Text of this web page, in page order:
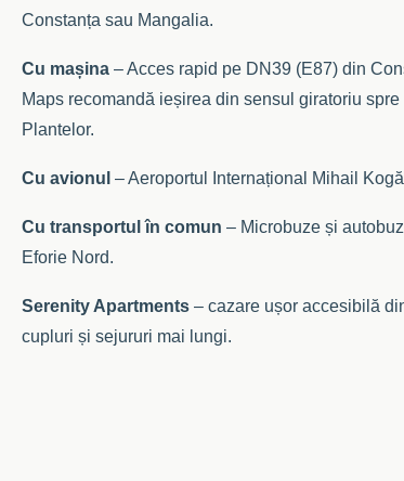
Constanța sau Mangalia.
Cu mașina – Acces rapid pe DN39 (E87) din
Maps recomandă ieșirea din sensul giratoriu
Plantelor.
Cu avionul – Aeroportul Internațional Mihail
Cu transportul în comun – Microbuze și
Eforie Nord.
Serenity Apartments – cazare ușor accesibilă
cupluri și sejururi mai lungi.